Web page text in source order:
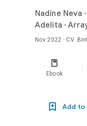
Nadine Neva ·
Adelita ·
Nov 2022 · CV.
Ebook
Add to